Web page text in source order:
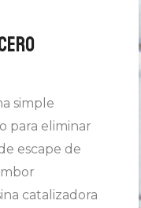
simple
para eliminar
escape de
catalizadora